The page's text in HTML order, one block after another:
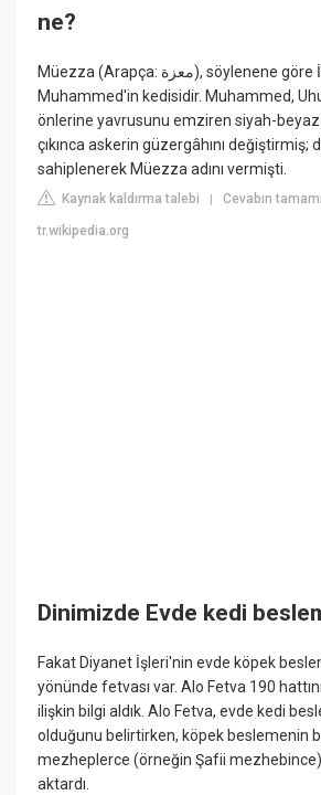
ne?
Müezza (Arapça: معزة), söylenene göre İslam peygamberi
Muhammed'in kedisidir. Muhammed,
önlerine yavrusunu emziren siyah-beyaz
çıkınca askerin güzergâhını değiştirmiş;
sahiplenerek Müezza adını vermişti.
Kaynak kaldırma talebi |Cevabın
tr.wikipedia.org
Dinimizde Evde kedi
Fakat Diyanet İşleri'nin evde köpek
yönünde fetvası var. Alo Fetva 190
ilişkin bilgi aldık. Alo Fetva, evde kedi
olduğunu belirtirken, köpek beslemenin
mezheplerce (örneğin Şafii mezhebince)
aktardı.